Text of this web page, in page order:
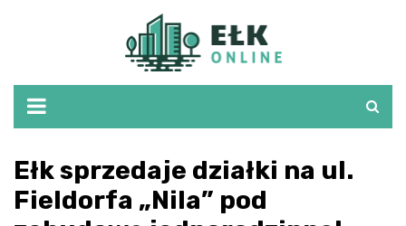
Ełk sprzedaje działki na ul.
Fieldorfa „Nila” pod